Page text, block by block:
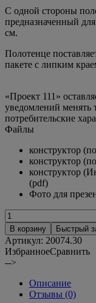
С одной стороны
предназначенный
см.
Полотенце
пакете с липким
«Проект 111»
уведомлений менять
потребительские
Файлы
конструктор
конструктор
конструктор
(pdf)
Фото для
В корзину Быстрый
Артикул: 20074.30
ИзбранноеСравнить
-->
Описание
Отзывы (0)